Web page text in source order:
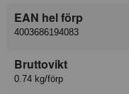
EAN hel förp
4003686194083
Bruttovikt
0.74 kg/förp